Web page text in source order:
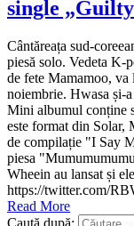
single
Cântăreața sud-
piesă solo. Vedeta K-
de fete Mamamoo, va
noiembrie. Hwasa și-
Mini albumul conține
este format din Solar,
de compilație "I Say
piesa
Wheein au lansat și
https://twitter.com/
Read More